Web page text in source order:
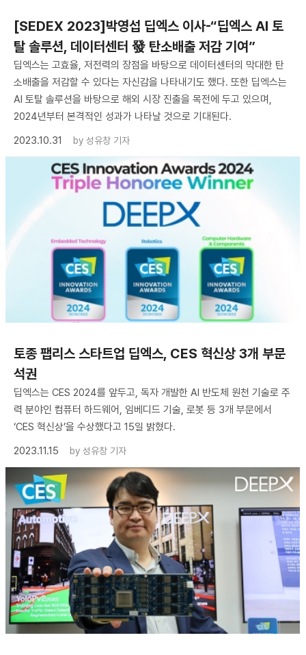
[SEDEX 2023]박영섭 딥엑스 이사-“딥엑스 AI 토
탈 솔루션, 데이터센터 發 탄소배출 저감 기여”
딥엑스는 고효율, 저전력의 장점을 바탕으로 데이터센터의 막대한 탄
소배출을 저감할 수 있다는 자신감을 나타내기도 했다. 또한 딥엑스는
AI 토탈 솔루션을 바탕으로 해외 시장 진출을 목전에 두고 있으며,
2024년부터 본격적인 성과가 나타날 것으로 기대된다.
2023.10.31
by 성유창 기자
토종 팹리스 스타트업 딥엑스, CES 혁신상 3개 부문
석권
딥엑스는 CES 2024를 앞두고, 독자 개발한 AI 반도체 원천 기술로 주
력 분야인 컴퓨터 하드웨어, 임베디드 기술, 로봇 등 3개 부문에서
‘CES 혁신상’을 수상했다고 15일 밝혔다.
2023.11.15
by 성유창 기자